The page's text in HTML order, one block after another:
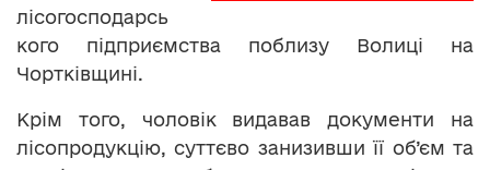
лісогосподарсь
кого підприємства поблизу Волиці на
Чортківщині.
Крім того, чоловік видавав документи на
лісопродукцію, суттєво занизивши її об’єм та